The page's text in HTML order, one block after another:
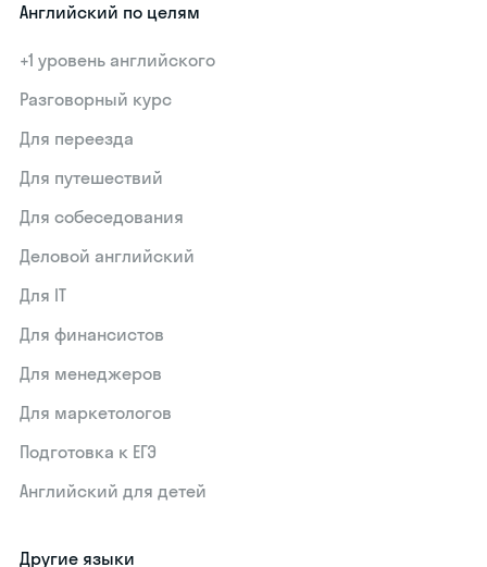
Английский по целям
+1 уровень английского
Разговорный курс
Для переезда
Для путешествий
Для собеседования
Деловой английский
Для IT
Для финансистов
Для менеджеров
Для маркетологов
Подготовка к ЕГЭ
Английский для детей
Другие языки